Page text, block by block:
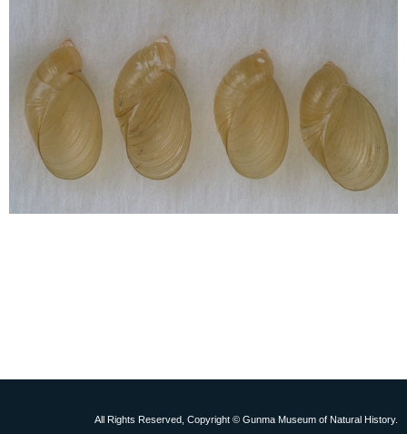
All Rights Reserved, Copyright © Gunma Museum of Natural History.